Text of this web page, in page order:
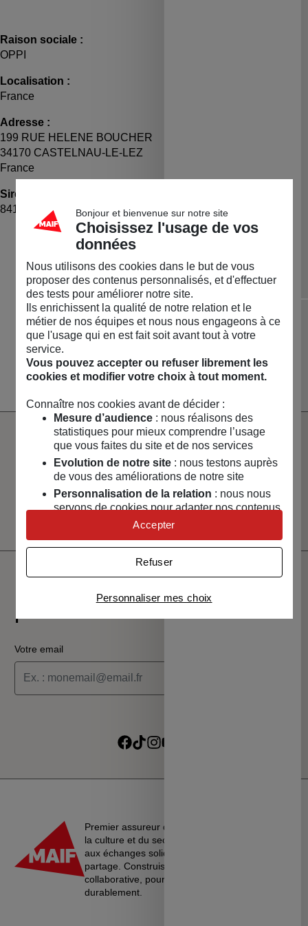
Raison sociale :
OPPI
Localisation :
France
Adresse :
199 RUE HELENE BOUCHER
34170 CASTELNAU-LE-LEZ
France
Siret :
84165237300017
FR86841652373
LA BOUTIQUE
Permanente
Diapositive précédente
NOUVEAUTÉS 🔥
MAISON & ART DE
VIVRE
LOISIRS & TECH
CAPSULES &
Voir toute la boutique
Paiement
100% sécurisé
Livraison
rapide
Un service client
à votre écoute
sélectionnés
et certifiés
Ne manquez pas votre
Votre email
Je souhaite recevoir les alertes des ventes découvertes du
Premier assureur du monde de l’éducation, de
la culture et du secteur associatif, La MAIF croit
aux échanges solidaires, à l’entraide et au
partage. Construisons une société plus
collaborative, pour vivre ensemble…
durablement.
Bonjour et bienvenue sur notre site
Choisissez l'usage de vos
données
Nous utilisons des cookies dans le but de vous
proposer des contenus personnalisés, et d'effectuer
des tests pour améliorer notre site.
Ils enrichissent la qualité de notre relation et le
métier de nos équipes et nous nous engageons à ce
que l'usage qui en est fait soit avant tout à votre
service.
Vous pouvez accepter ou refuser librement les
cookies et modifier votre choix à tout moment.
Connaître nos cookies avant de décider :
Mesure d’audience: nous réalisons des
statistiques pour mieux comprendre l’usage
que vous faites du site et de nos services
Evolution de notre site: nous testons auprès
de vous des améliorations de notre site
Personnalisation de la relation : nous nous
servons de cookies pour adapter nos contenus
et personnaliser nos offres
Univers publicitaire: nous utilisons avec nos
publicités personnalisées
Personnaliser mes choix
Refuser
Accepter